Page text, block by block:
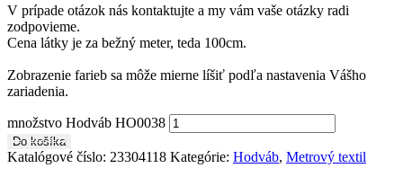
V prípade otázok nás kontaktujte a my vám vaše otázky radi
zodpovieme.
Cena látky je za bežný meter, teda 100cm.
Zobrazenie farieb sa môže mierne líšiť podľa nastavenia Vášho
zariadenia.
množstvo Hodváb HO0038
Do košíka
Katalógové číslo: 23304118 Kategórie: Hodváb, Metrový textil